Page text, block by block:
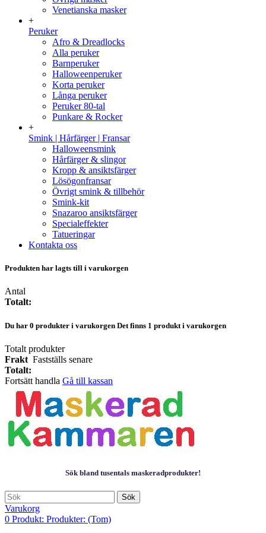
Venetianska masker
+
Peruker
Afro & Dreadlocks
Alla peruker
Barnperuker
Halloweenperuker
Korta peruker
Långa peruker
Peruker 80-tal
Punkare & Rocker
+
Smink | Hårfärger | Fransar
Halloweensmink
Hårfärger & slingor
Kropp & ansiktsfärger
Lösögonfransar
Övrigt smink & tillbehör
Smink-kit
Snazaroo ansiktsfärger
Specialeffekter
Tatueringar
Kontakta oss
Produkten har lagts till i varukorgen
Antal
Totalt:
Du har 0 produkter i varukorgen Det finns 1 produkt i varukorgen
Totalt produkter
Frakt Fastställs senare
Totalt:
Fortsätt handla Gå till kassan
Sök bland tusentals maskeradprodukter!
Sök
Varukorg
0 Produkt: Produkter: (Tom)